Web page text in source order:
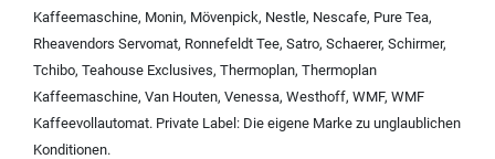
Kaffeemaschine, Monin, Mövenpick, Nestle, Nescafe, Pure Tea,
Rheavendors Servomat, Ronnefeldt Tee, Satro, Schaerer, Schirmer,
Tchibo, Teahouse Exclusives, Thermoplan, Thermoplan
Kaffeemaschine, Van Houten, Venessa, Westhoff, WMF, WMF
Kaffeevollautomat. Private Label: Die eigene Marke zu unglaublichen
Konditionen.